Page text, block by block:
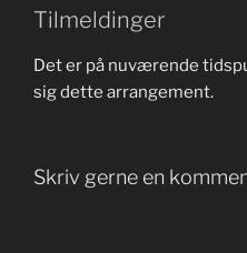
Tilmeldinger
Det er på nuværende
sig dette arrangement.
Skriv gerne en